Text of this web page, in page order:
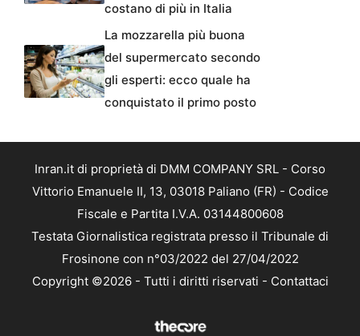
costano di più in Italia
La mozzarella più buona
del supermercato secondo
gli esperti: ecco quale ha
conquistato il primo posto
Inran.it di proprietà di DMM COMPANY SRL - Corso
Vittorio Emanuele II, 13, 03018 Paliano (FR) - Codice
Fiscale e Partita I.V.A. 03144800608
Testata Giornalistica registrata presso il Tribunale di
Frosinone con n°03/2022 del 27/04/2022
Copyright ©2026 - Tutti i diritti riservati - Contattaci